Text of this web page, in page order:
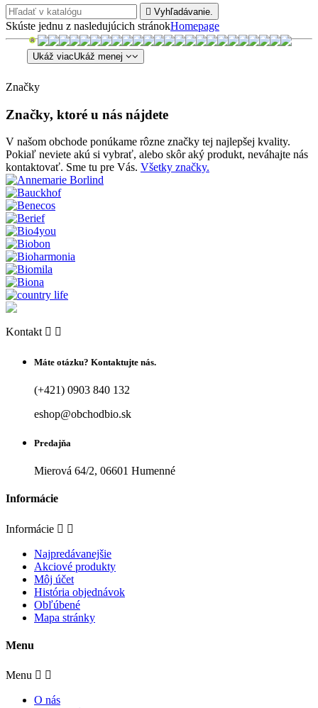
 Vyhľadávanie.
Skúste jednu z nasledujúcich stránokHomepage
Ukáž viacUkáž menej
Značky
Značky, ktoré u nás nájdete
V našom obchode ponúkame rôzne značky tej najlepšej kvality.
Pokiaľ neviete akú si vybrať, alebo skôr aký produkt, neváhajte nás
kontaktovať. Sme tu pre Vás. Všetky značky.
Kontakt  
Máte otázku? Kontaktujte nás.
(+421) 0903 840 132
eshop@obchodbio.sk
Predajňa
Mierová 64/2, 06601 Humenné
Informácie
Informácie  
Najpredávanejšie
Akciové produkty
Môj účet
História objednávok
Obľúbené
Mapa stránky
Menu
Menu  
O nás